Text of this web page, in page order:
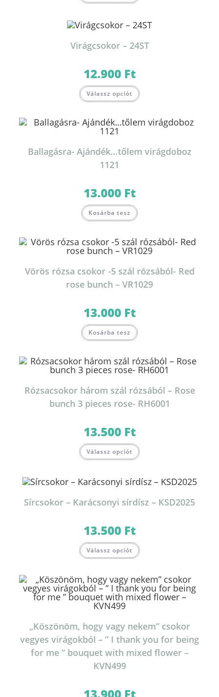
Virágcsokor – 24ST
12.900 Ft
Válassz opciót
Ballagásra- Ajándék…tőlem virágdoboz
1121
13.000 Ft
Kosárba tesz
Vörös rózsa csokor -5 szál rózsából- Red
rose bunch – VR1029
13.000 Ft
Kosárba tesz
Rózsacsokor három szál rózsából – Rose
bunch 3 pieces rose- RH6001
13.500 Ft
Válassz opciót
Sírcsokor – Karácsonyi sírdísz – KSD2025
13.500 Ft
Válassz opciót
„Köszönöm, hogy vagy nekem” csokor
vegyes virágokból – ” I thank you for being
for me ” bouquet with mixed flower –
KVN499
13.900 Ft